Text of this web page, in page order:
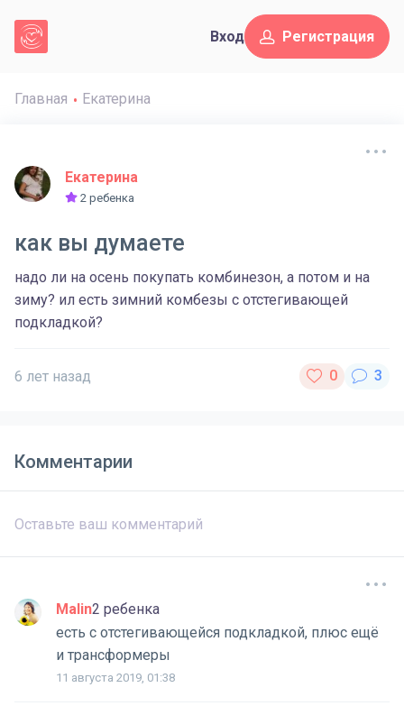
Вход Регистрация
Главная Екатерина
Екатерина
2 ребенка
как вы думаете
надо ли на осень покупать комбинезон, а потом и на
зиму? ил есть зимний комбезы с отстегивающей
подкладкой?
6 лет назад
Комментарии
Malin2 ребенка
есть с отстегивающейся подкладкой, плюс ещё
и трансформеры
11 августа 2019, 01:38